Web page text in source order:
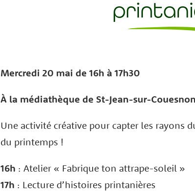
Mercredi 20 mai de 16h à 17h30
À la médiathèque de St-Jean-sur-Couesnon
Une activité créative pour capter les rayons
du printemps !
16h : Atelier « Fabrique ton attrape-soleil »
17h : Lecture d’histoires printanières